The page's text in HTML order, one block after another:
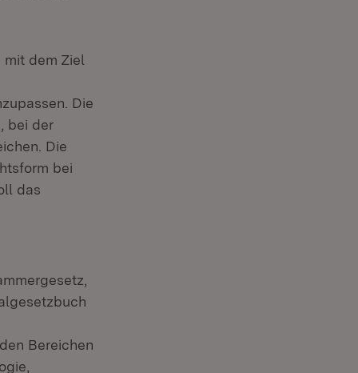
dem Ziel
Die
bei der
Die
bei
das
Bereichen